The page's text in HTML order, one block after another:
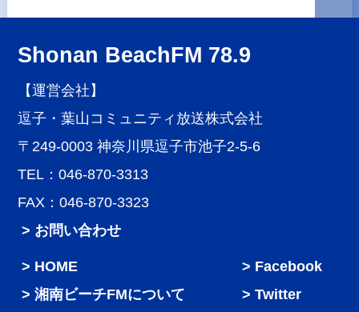
Shonan BeachFM 78.9
【運営会社】
逗子・葉山コミュニティ放送株式会社
〒249-0003 神奈川県逗子市池子2-5-6
TEL：046-870-3313
FAX：046-870-3323
> お問い合わせ
HOME
湘南ビーチFMについて
Facebook
Twitter